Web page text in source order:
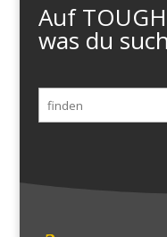
Auf
was du
Suchen
nach: